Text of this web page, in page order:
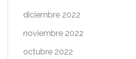
diciembre 2022
noviembre 2022
octubre 2022